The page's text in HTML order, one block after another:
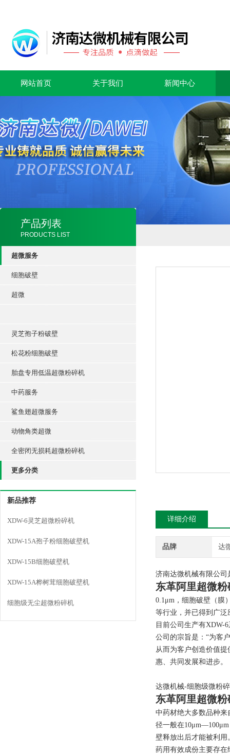
网站首页 关于我们 新闻中心
产品列表
PRODUCTS LIST
超微服务
细胞破壁
超微
灵芝孢子粉破壁
松花粉细胞破壁
胎盘专用低温超微粉碎机
中药服务
鲨鱼翅超微服务
动物角类超微
全密闭无损耗超微粉碎机
更多分类
新品推荐
XDW-6灵芝超微粉碎机
XDW-15A孢子粉细胞破壁机
XDW-15B细胞破壁机
XDW-15A桦树茸细胞破壁机
细胞级无尘超微粉碎机
详细介绍
品牌 达
济南达微机械有限公
东革阿里超微粉
0.1μm，细胞破壁（膜
等行业，并已得到广泛
目前公司生产有XDW-
公司的宗旨是：“为客
从而为客户创造价值
惠、共同发展和进步。
达微机械-细胞级微粉碎
东革阿里超微粉
中药材绝大多数品种
径一般在
壁释放出后才能被利
药用有效成份主要存